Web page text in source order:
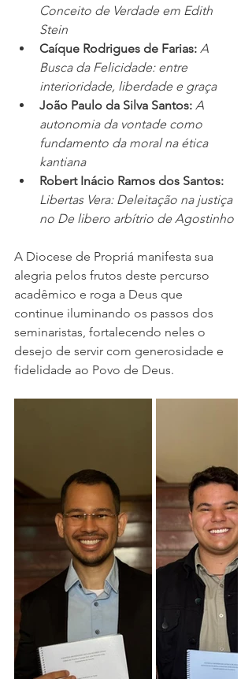
Conceito de Verdade em Edith
Stein
Caíque Rodrigues de Farias: A
Busca da Felicidade: entre
interioridade, liberdade e graça
João Paulo da Silva Santos: A
autonomia da vontade como
fundamento da moral na ética
kantiana
Robert Inácio Ramos dos Santos:
Libertas Vera: Deleitação na justiça
no De libero arbítrio de Agostinho
A Diocese de Propriá manifesta sua
alegria pelos frutos deste percurso
acadêmico e roga a Deus que
continue iluminando os passos dos
seminaristas, fortalecendo neles o
desejo de servir com generosidade e
fidelidade ao Povo de Deus.